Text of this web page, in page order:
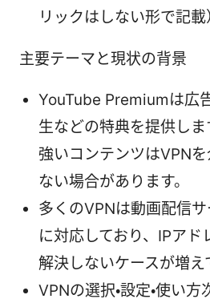
リックはしない形で記載
主要テーマと現状の背景
YouTube Premiumは広
生などの特典を提供し
強いコンテンツはVPN
ない場合があります。
多くのVPNは動画配信
に対応しており、IPアド
解決しないケースが増え
VPNの選択・設定・使い方